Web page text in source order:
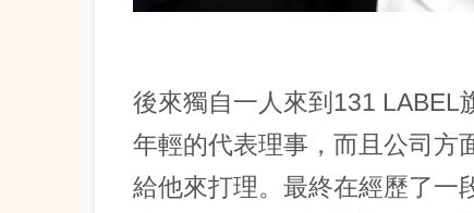
後來獨自一人來到131 LABEL
年輕的代表理事，而且公司方
給他來打理。最終在經歷了一